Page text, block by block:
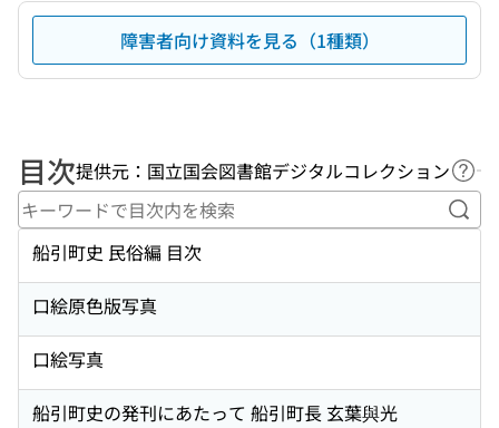
障害者向け資料を見る（1種類）
目次提供元：国立国会図書館デジタルコレクション ヘ
キ
船引町史 民俗編 目次
口絵原色版写真
口絵写真
船引町史の発刊にあたって 船引町長 玄葉與光